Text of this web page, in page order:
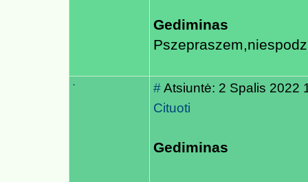
Gediminas
. #Atsiuntė: 2 Spalis 2022
Cituoti
Gediminas